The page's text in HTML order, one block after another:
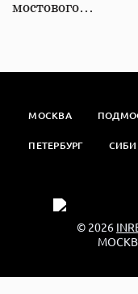
мостового…
МОСКВА
ПЕТЕРБУРГ
© 2026